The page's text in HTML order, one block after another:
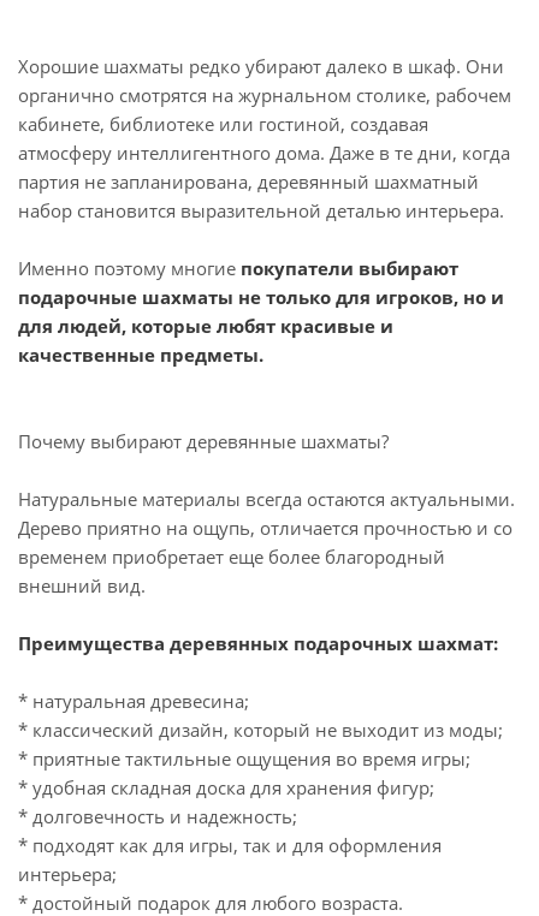
Хорошие шахматы редко убирают далеко в шкаф. Они
органично смотрятся на журнальном столике, рабочем
кабинете, библиотеке или гостиной, создавая
атмосферу интеллигентного дома. Даже в те дни, когда
партия не запланирована, деревянный шахматный
набор становится выразительной деталью интерьера.
Именно поэтому многие покупатели выбирают
подарочные шахматы не только для игроков, но и
для людей, которые любят красивые и
качественные предметы.
Почему выбирают деревянные шахматы?
Натуральные материалы всегда остаются актуальными.
Дерево приятно на ощупь, отличается прочностью и со
временем приобретает еще более благородный
внешний вид.
Преимущества деревянных подарочных шахмат:
* натуральная древесина;
* классический дизайн, который не выходит из моды;
* приятные тактильные ощущения во время игры;
* удобная складная доска для хранения фигур;
* долговечность и надежность;
* подходят как для игры, так и для оформления
интерьера;
* достойный подарок для любого возраста.